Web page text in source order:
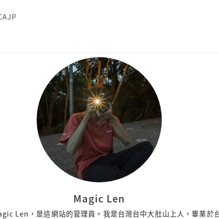
Magic Len
Len，是這網站的管理員。我是台灣台中大肚山上人，畢業於